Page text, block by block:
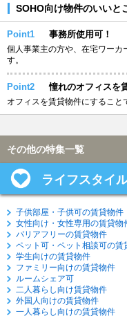
SOHO向け物件のいいと
Point1 事務所使用可！
個人事業主の方や、在宅ワーカ
す。
Point2 憧れのオフィスを
オフィスを賃貸物件にすること
その他の特集一覧
ライフスタイ
子供部屋・子供可の賃貸物件
女性向け・女性専用の賃貸物
バリアフリーの賃貸物件
ペット可・ペット相談可の賃
学生向けの賃貸物件
ファミリー向けの賃貸物件
ルームシェア可
二人暮らし向け賃貸物件
外国人向けの賃貸物件
一人暮らし向けの賃貸物件